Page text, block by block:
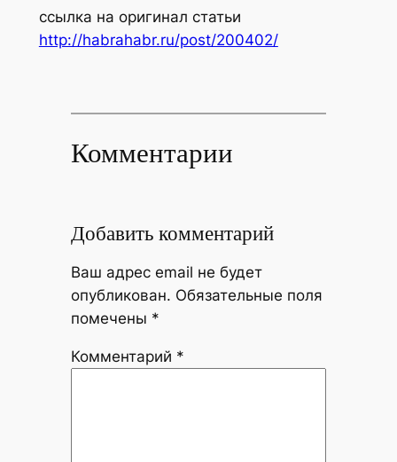
ссылка на оригинал статьи
http://habrahabr.ru/post/200402/
Комментарии
Добавить комментарий
Ваш адрес email не будет
опубликован. Обязательные поля
помечены *
Комментарий *